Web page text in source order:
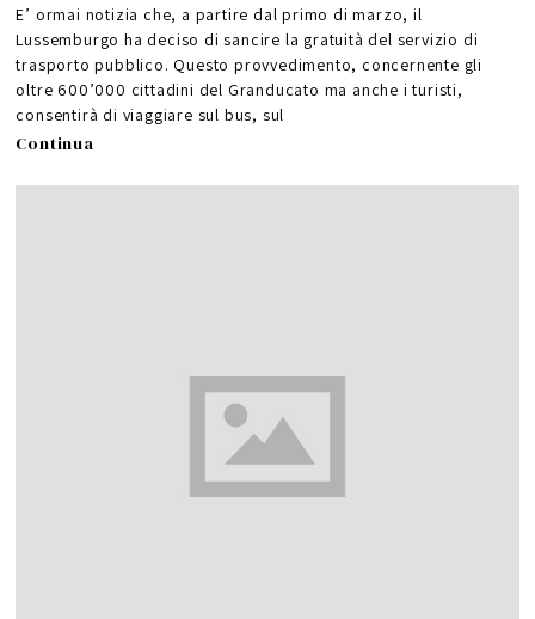
E’ ormai notizia che, a partire dal primo di marzo, il
Lussemburgo ha deciso di sancire la gratuità del servizio di
trasporto pubblico. Questo provvedimento, concernente gli
oltre 600’000 cittadini del Granducato ma anche i turisti,
consentirà di viaggiare sul bus, sul
Continua